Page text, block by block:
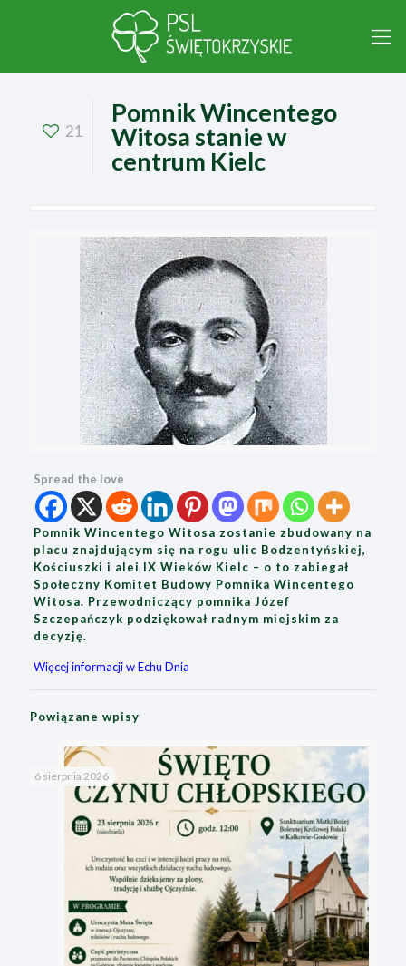
21
Pomnik Wincentego
Witosa stanie w
centrum Kielc
Spread the love
Pomnik Wincentego Witosa zostanie zbudowany na
placu znajdującym się na rogu ulic Bodzentyńskiej,
Kościuszki i alei IX Wieków Kielc – o to zabiegał
Społeczny Komitet Budowy Pomnika Wincentego
Witosa. Przewodniczący pomnika Józef
Szczepańczyk podziękował radnym miejskim za
decyzję.
Więcej informacji w Echu Dnia
Powiązane wpisy
6 sierpnia 2026